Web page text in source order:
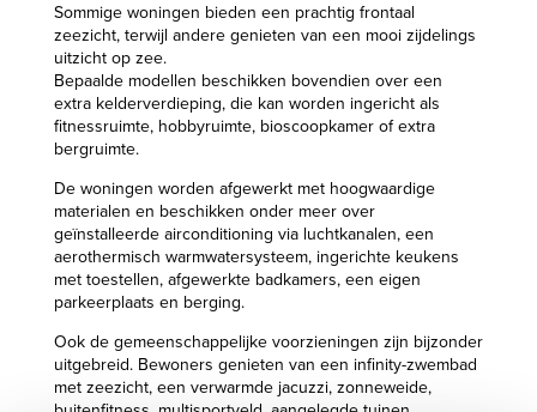
Sommige woningen bieden een prachtig frontaal
zeezicht, terwijl andere genieten van een mooi zijdelings
uitzicht op zee.
Bepaalde modellen beschikken bovendien over een
extra kelderverdieping, die kan worden ingericht als
fitnessruimte, hobbyruimte, bioscoopkamer of extra
bergruimte.
De woningen worden afgewerkt met hoogwaardige
materialen en beschikken onder meer over
geïnstalleerde airconditioning via luchtkanalen, een
aerothermisch warmwatersysteem, ingerichte keukens
met toestellen, afgewerkte badkamers, een eigen
parkeerplaats en berging.
Ook de gemeenschappelijke voorzieningen zijn bijzonder
uitgebreid. Bewoners genieten van een infinity-zwembad
met zeezicht, een verwarmde jacuzzi, zonneweide,